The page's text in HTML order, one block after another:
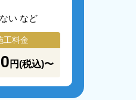
い など
工料金
円(税込)〜